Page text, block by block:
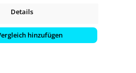
Details
hinzufügen